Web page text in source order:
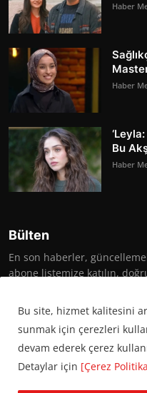
Haber
Haber
Bu
Haber
Bülten
En son haberler,
abone listemize katılın,
Bu site, hizmet kalitesini
sunmak için çerezleri
devam ederek çerez
Detaylar için [Çerez